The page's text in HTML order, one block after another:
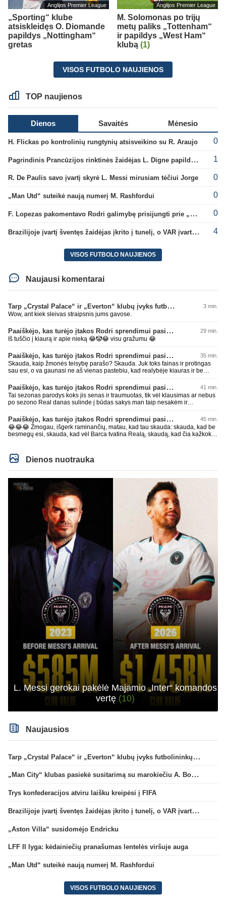
Anglijos Premier League
„Sporting“ klube
atsiskleidęs O. Diomande
papildys „Nottingham“
gretas
Anglijos Premier League
M. Solomonas po trijų
metų paliks „Tottenham“
ir papildys „West Ham“
klubą (1)
VISOS FUTBOLO NAUJIENOS
TOP naujienos
Dienos Savaitės Mėnesio
H. Flickas po kontrolinių rungtynių atsisveikino su R. Araujo 0
Pagrindinis Prancūzijos rinktinės žaidėjas L. Digne papildė PSG gretas 1
R. De Paulis savo įvartį skyrė L. Messi mirusiam tėčiui Jorge 0
„Man Utd“ suteikė naują numerį M. Rashfordui 0
F. Lopezas pakomentavo Rodri galimybę prisijungti prie „Barcelona“ ekipos 0
Brazilijoje įvartį šventęs žaidėjas įkrito į tunelį, o VAR įvartį atšaukė 4
VISOS FUTBOLO NAUJIENOS
Naujausi komentarai
Tarp „Crystal Palace“ ir „Everton“ klubų įvyks futbolininkų mainai 3 min.
Wow, ant kiek sleivas straipsnis jums gavose.
Paaiškėjo, kas turėjo įtakos Rodri sprendimui pasirinkti Barselonos pusę 29 min.
Iš tuščio į kiaurą ir apie nieką 😂🤡😂 visu gražumu 😂
Paaiškėjo, kas turėjo įtakos Rodri sprendimui pasirinkti Barselonos pusę 35 min.
Skauda, kaip žmonės teisybę parašo? Skauda. Juk toks fainas ir protingas
sau esi, o va gaunasi ne aš vienas pastebiu, kad realybėje kiauras ir be
nei kas kitas 😂😂😂 Per mažai tos mėlynos ar žalios pievos apkakojai
kurioje kaip avinas lakstai... per mažai bičiuli... 💩💩💩
Paaiškėjo, kas turėjo įtakos Rodri sprendimui pasirinkti Barselonos pusę 41 min.
Tai sezonas parodys koks jis senas ir traumuotas, tik vėl klausimas ar nebus
po sezono Real danas sulinde į būdas sakys man taip nesakėm ir
degraduoja su tais išsivartymais. Gal todėl ir problema, kad tiek pats klubas,
tiek jo fanai begalviai ir užtat titulų badas jau 2 metai iš eilės, žiūrėsim ar ir
trečiam nebus taip. O kiti klubai savo darbus daro, o ne tuščiai čia 💩
palikinėja ant kurių patys paskui paslysta.
Paaiškėjo, kas turėjo įtakos Rodri sprendimui pasirinkti Barselonos pusę 45 min.
😂😂😂 Žmogau, išgerk raminančių, matau, kad tau skauda: skauda, kad be
besmegų esi, skauda, kad vėl Barca tvatina Realą, skaudą, kad čia kažkoks
kortą. Ech, žmogau, žmogau... geriau tu būtųm patylėjelęs. P.S. Taip žinau
kaip veikia AI, todėl ir sugebu jį sudurninti, ne kartą jau tai pavyko. O tu kaip
ta minėta pone imei ir priėmiai, kaip už gryną. Aš pripažinau gandus? Aš
parašiau faktą. Ant kiek tu be smegenų, wow, žiauriai man gėda už tave.
Sėkmės, bičiuli, matau, kad toliau bus tik drgradavimas pačio, užtenka ir taip
jau visi mato ant kiek tas avinas esi, apie kurį taip prirašei, toj mėlynoj/žalioj
koks blemba skyrtumas.... besmegenų esantis avinas ir bus tik avinas... daug
čia apie save balvone prirašei. Gėda man už tave. Toks iš retesnių bukumo
Dienos nuotrauka
L. Messi gerokai pakėlė Majamio „Inter“ komandos
vertę (10)
Naujausios
Tarp „Crystal Palace“ ir „Everton“ klubų įvyks futbolininkų mainai
„Man City“ klubas pasiekė susitarimą su marokiečiu A. Bouaddi
Trys konfederacijos atviru laišku kreipėsi į FIFA
Brazilijoje įvartį šventęs žaidėjas įkrito į tunelį, o VAR įvartį atšaukė
„Aston Villa“ susidomėjo Endricku
LFF II lyga: kėdainiečių pranašumas lentelės viršuje auga
„Man Utd“ suteikė naują numerį M. Rashfordui
VISOS FUTBOLO NAUJIENOS